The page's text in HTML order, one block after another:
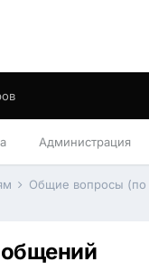
Администрация
Общие вопросы (по